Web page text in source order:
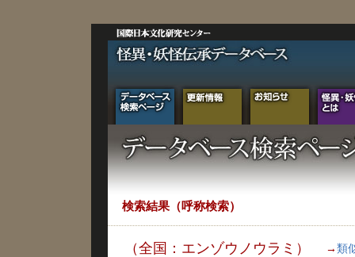
検索結果（呼称検索）
（全国：エンゾウノウラミ） → 類